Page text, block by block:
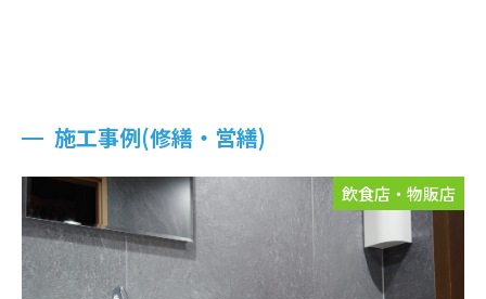
施工事例(修繕・営繕)
飲食店・物販店